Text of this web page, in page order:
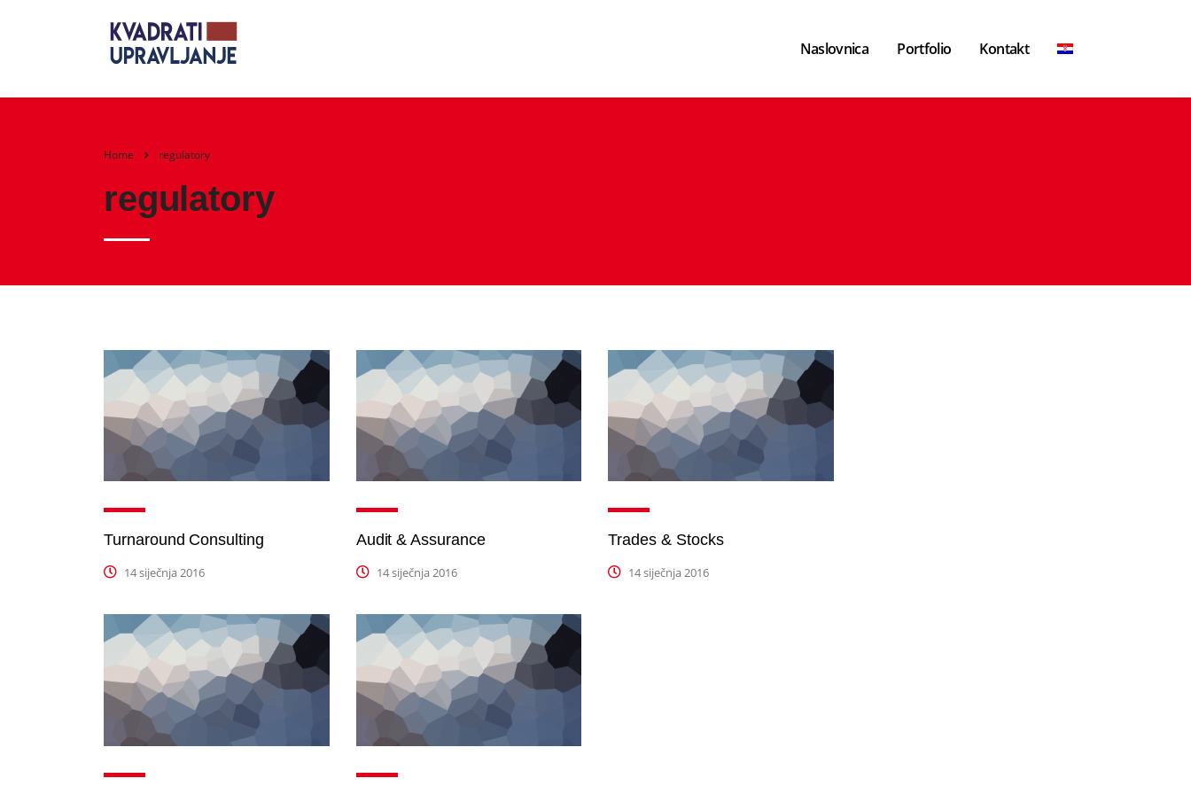
Naslovnica Portfolio Kontakt
Home regulatory
regulatory
Turnaround Consulting
14 siječnja 2016
Audit & Assurance
14 siječnja 2016
Trades & Stocks
14 siječnja 2016